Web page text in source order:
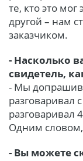
те, кто это мог
другой – нам
заказчиком.
- Насколько
свидетель,
- Мы
разговаривал
разговаривал
Одним
- Вы можете